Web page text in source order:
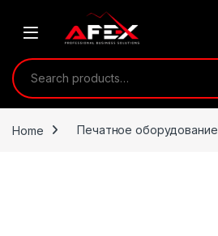
Search for:
Home Печатное оборудование